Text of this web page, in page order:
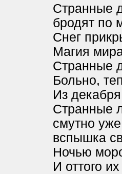
Странные
бродят по
Снег
Магия
Странные
Больно,
Из
Странные
смутно
вспышка
Ночью
И оттого